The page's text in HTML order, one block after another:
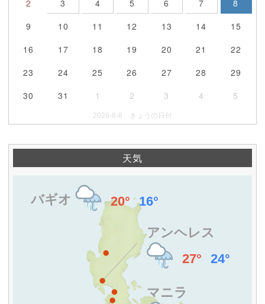
2 3 4 5 6 7
8
9
10 11 12 13 14
15
16
17 18 19 20 21
22
23
24 25 26 27 28
29
30
31 1 2 3 4 5
2026-8-8 きょうの日付
天気